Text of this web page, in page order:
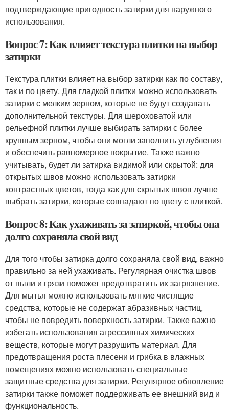
подтверждающие пригодность затирки для наружного
использования.
Вопрос 7: Как влияет текстура плитки на выбор
затирки
Текстура плитки влияет на выбор затирки как по составу,
так и по цвету. Для гладкой плитки можно использовать
затирки с мелким зерном, которые не будут создавать
дополнительной текстуры. Для шероховатой или
рельефной плитки лучше выбирать затирки с более
крупным зерном, чтобы они могли заполнить углубления
и обеспечить равномерное покрытие. Также важно
учитывать, будет ли затирка видимой или скрытой: для
открытых швов можно использовать затирки
контрастных цветов, тогда как для скрытых швов лучше
выбрать затирки, которые совпадают по цвету с плиткой.
Вопрос 8: Как ухаживать за затиркой, чтобы она
долго сохраняла свой вид
Для того чтобы затирка долго сохраняла свой вид, важно
правильно за ней ухаживать. Регулярная очистка швов
от пыли и грязи поможет предотвратить их загрязнение.
Для мытья можно использовать мягкие чистящие
средства, которые не содержат абразивных частиц,
чтобы не повредить поверхность затирки. Также важно
избегать использования агрессивных химических
веществ, которые могут разрушить материал. Для
предотвращения роста плесени и грибка в влажных
помещениях можно использовать специальные
защитные средства для затирки. Регулярное обновление
затирки также поможет поддерживать ее внешний вид и
функциональность.